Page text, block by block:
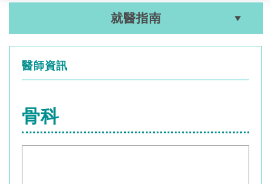
就醫指南
醫師資訊
骨科